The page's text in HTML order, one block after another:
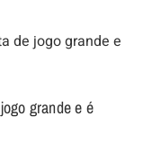
grande e é